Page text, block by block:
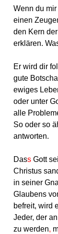
Wenn du
einen
den Kern
erklären.
Er wird dir
gute
ewiges
oder unter
alle
So oder so
antworten.
Dass Gott
Christus
in seiner
Glaubens
befreit, wird
Jeder, der
zu werden,